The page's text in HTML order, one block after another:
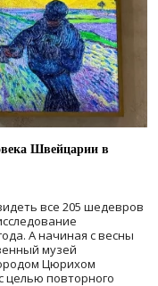
Швейцарии в
все 205 шедевров
А начиная с весны
музей
Цюрихом
целью повторного